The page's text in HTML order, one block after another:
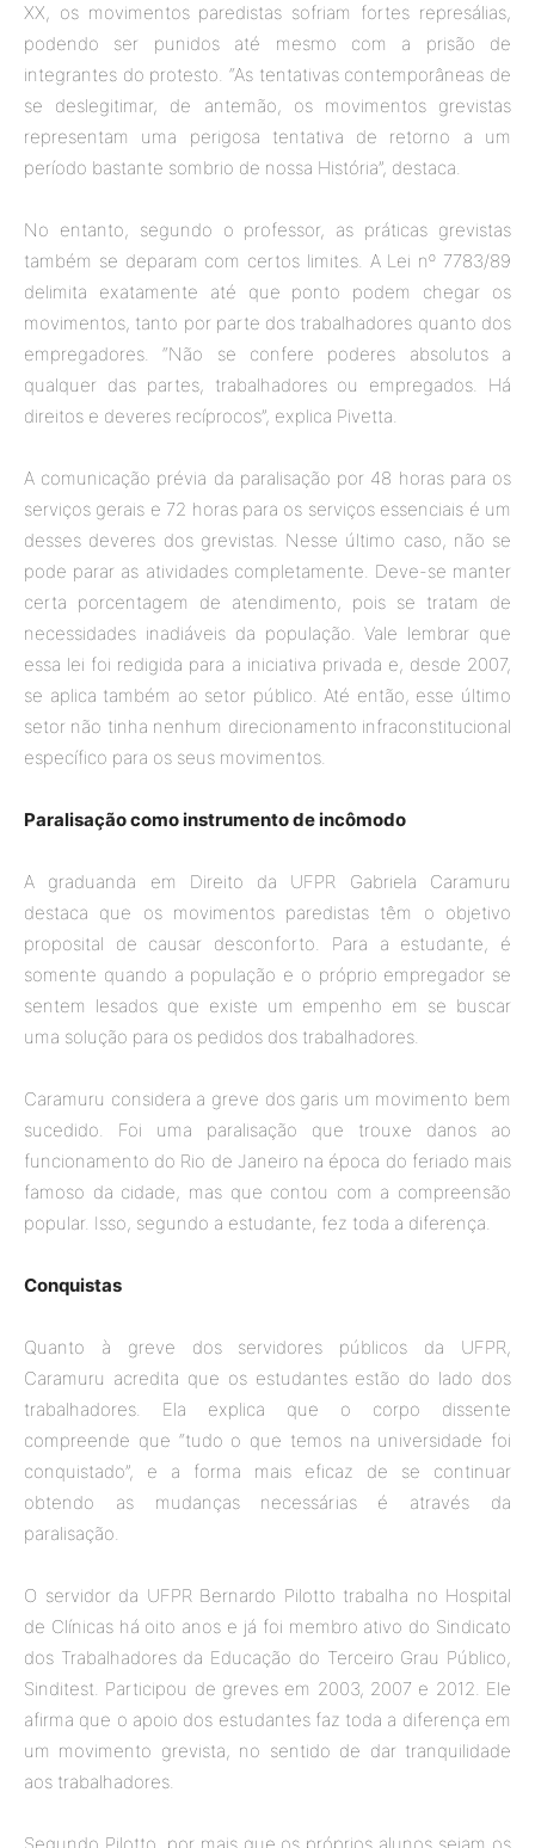
XX, os movimentos paredistas sofriam fortes represálias,
podendo ser punidos até mesmo com a prisão de
integrantes do protesto. “As tentativas contemporâneas de
se deslegitimar, de antemão, os movimentos grevistas
representam uma perigosa tentativa de retorno a um
período bastante sombrio de nossa História”, destaca.
No entanto, segundo o professor, as práticas grevistas
também se deparam com certos limites. A Lei nº 7783/89
delimita exatamente até que ponto podem chegar os
movimentos, tanto por parte dos trabalhadores quanto dos
empregadores. “Não se confere poderes absolutos a
qualquer das partes, trabalhadores ou empregados. Há
direitos e deveres recíprocos”, explica Pivetta.
A comunicação prévia da paralisação por 48 horas para os
serviços gerais e 72 horas para os serviços essenciais é um
desses deveres dos grevistas. Nesse último caso, não se
pode parar as atividades completamente. Deve-se manter
certa porcentagem de atendimento, pois se tratam de
necessidades inadiáveis da população. Vale lembrar que
essa lei foi redigida para a iniciativa privada e, desde 2007,
se aplica também ao setor público. Até então, esse último
setor não tinha nenhum direcionamento infraconstitucional
específico para os seus movimentos.
Paralisação como instrumento de incômodo
A graduanda em Direito da UFPR Gabriela Caramuru
destaca que os movimentos paredistas têm o objetivo
proposital de causar desconforto. Para a estudante, é
somente quando a população e o próprio empregador se
sentem lesados que existe um empenho em se buscar
uma solução para os pedidos dos trabalhadores.
Caramuru considera a greve dos garis um movimento bem
sucedido. Foi uma paralisação que trouxe danos ao
funcionamento do Rio de Janeiro na época do feriado mais
famoso da cidade, mas que contou com a compreensão
popular. Isso, segundo a estudante, fez toda a diferença.
Conquistas
Quanto à greve dos servidores públicos da UFPR,
Caramuru acredita que os estudantes estão do lado dos
trabalhadores. Ela explica que o corpo dissente
compreende que “tudo o que temos na universidade foi
conquistado”, e a forma mais eficaz de se continuar
obtendo as mudanças necessárias é através da
paralisação.
O servidor da UFPR Bernardo Pilotto trabalha no Hospital
de Clínicas há oito anos e já foi membro ativo do Sindicato
dos Trabalhadores da Educação do Terceiro Grau Público,
Sinditest. Participou de greves em 2003, 2007 e 2012. Ele
afirma que o apoio dos estudantes faz toda a diferença em
um movimento grevista, no sentido de dar tranquilidade
aos trabalhadores.